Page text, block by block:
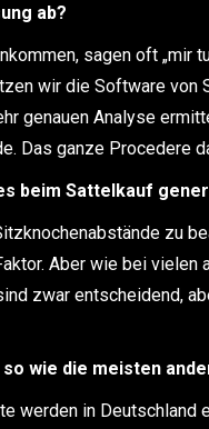
ab?
sagen oft „mir
wir die Software
genauen Analyse
Das ganze Procedere
beim Sattelkauf
zu
Aber wie bei vielen
zwar entscheidend,
wie die meisten
werden in